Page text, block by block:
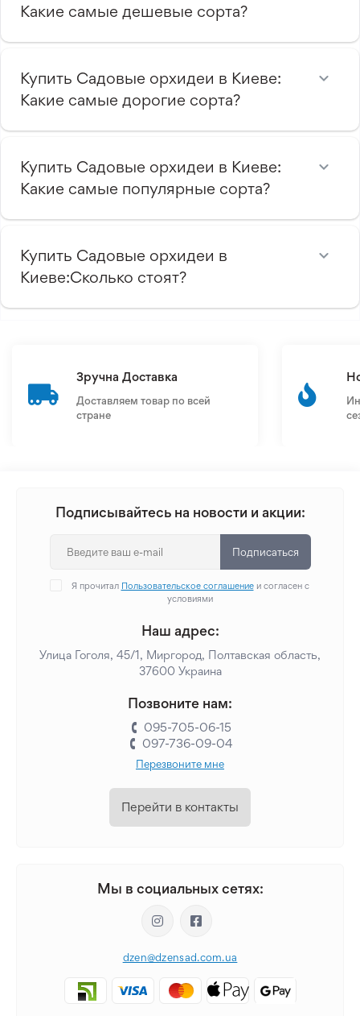
Какие самые дешевые сорта?
Купить Садовые орхидеи в Киеве:
Какие самые дорогие сорта?
Купить Садовые орхидеи в Киеве:
Какие самые популярные сорта?
Купить Садовые орхидеи в
Киеве:Сколько стоят?
Зручна Доставка
Доставляем товар по всей
стране
Подписывайтесь на новости и акции:
Подписаться
Я прочитал Пользовательское соглашениеи согласен с
условиями
Наш адрес:
Улица Гоголя, 45/1, Миргород, Полтавская область,
37600 Украина
Позвоните нам:
095-705-06-15
097-736-09-04
Перезвоните мне
Перейти в контакты
Мы в социальных сетях:
dzen@dzensad.com.ua